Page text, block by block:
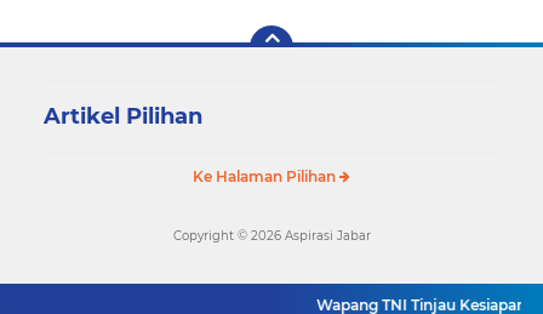
Artikel Pilihan
Ke Halaman Pilihan
Wapang TNI Tinjau Kesiapan
Copyright © 2026 Aspirasi Jabar